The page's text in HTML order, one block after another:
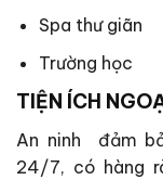
Spa thư giãn
Trường học
TIỆN ÍCH
An ninh đảm
24/7, có hàng